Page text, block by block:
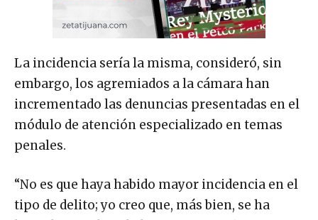
La incidencia sería la misma, consideró, sin
embargo, los agremiados a la cámara han
incrementado las denuncias presentadas en el
módulo de atención especializado en temas
penales.
“No es que haya habido mayor incidencia en el
tipo de delito; yo creo que, más bien, se ha